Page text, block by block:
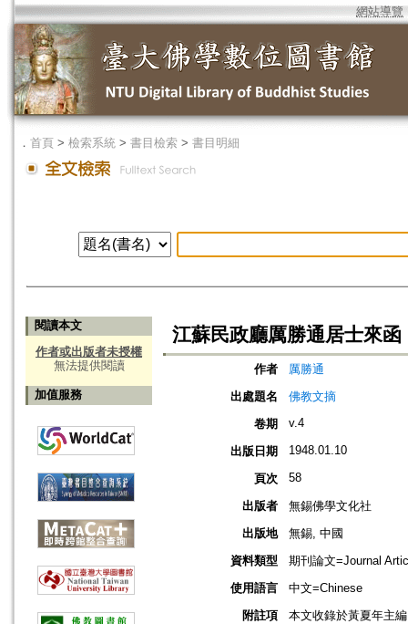
網站導覽
． 首頁 > 檢索系統 > 書目檢索 > 書目明細
閱讀本文
作者或出版者未授權
無法提供閱讀
加值服務
江蘇民政廳厲勝通居士來函
作者
厲勝通
出處題名
佛教文摘
卷期
v.4
出版日期 1948.01.10
頁次 58
出版者
無錫佛學文化社
出版地
無錫, 中國
資料類型
期刊論文=Journal
使用語言
中文=Chinese
附註項
本文收錄於黃夏年主